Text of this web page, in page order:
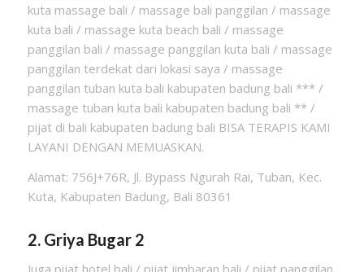
kuta massage bali / massage bali panggilan / massage
kuta bali / massage kuta beach bali / massage
panggilan bali / massage panggilan kuta bali / massage
panggilan terdekat dari lokasi saya / massage
panggilan tuban kuta bali kabupaten badung bali *** /
massage tuban kuta bali kabupaten badung bali ** /
pijat di bali kabupaten badung bali BISA TERAPIS KAMI
LAYANI DENGAN MEMUASKAN.
Alamat: 756J+76R, Jl. Bypass Ngurah Rai, Tuban, Kec.
Kuta, Kabupaten Badung, Bali 80361
2. Griya Bugar 2
Juga pijat hotel bali / pijat jimbaran bali / pijat panggilan